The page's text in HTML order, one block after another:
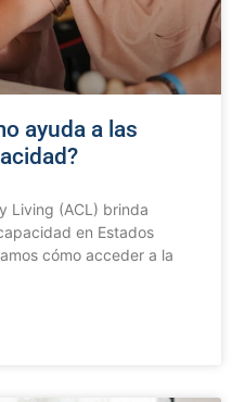
ayuda a las
Living (ACL) brinda
en Estados
cómo acceder a la